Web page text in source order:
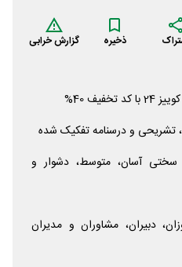
ذخیره گزارش خرابی
40%
تشریحی و درسنامه تفکیک شده
آسان، متوسط، دشوار و
دبیران، مشاوران و مدیران